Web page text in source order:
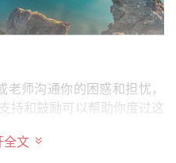
师沟通你的困惑和担忧，
持和鼓励可以帮助你度过这
全文